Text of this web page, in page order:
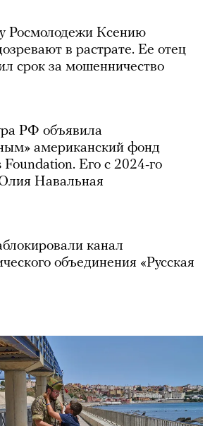
Росмолодежи Ксению
в растрате. Ее отец
срок за мошенничество
РФ объявила
американский фонд
Его с 2024-го
Навальная
канал
объединения «Русская